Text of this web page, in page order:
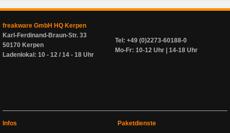
freakware GmbH HQ Kerpen
Karl-Ferdinand-Braun-Str. 33
50170 Kerpen
Ladenlokal: 10 - 12 / 14 - 18 Uhr
Tel: +49 (0)2273-60188-0
Mo-Fr: 10-12 Uhr | 14-18 Uhr
Infos
Paketdienste